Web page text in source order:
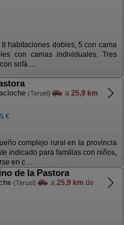
habitaciones dobles, 5 con cama
con camas individuales. Tres
sofá ...
(Teruel) a 25,9 km
€
complejo rural en la provincia
indicado para familias con niños,
en c ...
de la Pastora
(Teruel) a 25,9 km de